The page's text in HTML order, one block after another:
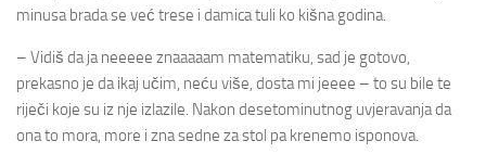
minusa brada se već trese i damica tuli ko kišna godina.
– Vidiš da ja neeeee znaaaaam matematiku, sad je gotovo,
prekasno je da ikaj učim, neću više, dosta mi jeeee – to su bile te
riječi koje su iz nje izlazile. Nakon desetominutnog uvjeravanja da
ona to mora, more i zna sedne za stol pa krenemo isponova.